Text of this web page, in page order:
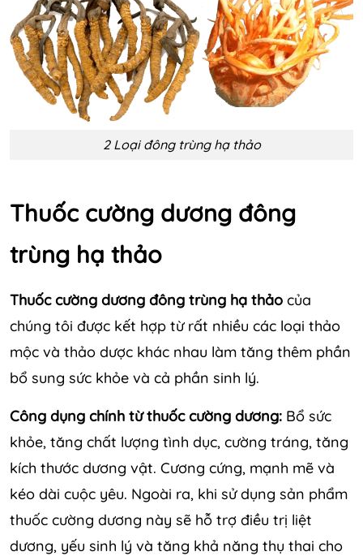
2 Loại đông trùng hạ thảo
Thuốc cường dương đông
trùng hạ thảo
Thuốc cường dương đông trùng hạ thảo của
chúng tôi được kết hợp từ rất nhiều các loại thảo
mộc và thảo dược khác nhau làm tăng thêm phần
bổ sung sức khỏe và cả phần sinh lý.
Công dụng chính từ thuốc cường dương: Bổ sức
khỏe, tăng chất lượng tình dục, cường tráng, tăng
kích thước dương vật. Cương cứng, mạnh mẽ và
kéo dài cuộc yêu. Ngoài ra, khi sử dụng sản phẩm
thuốc cường dương này sẽ hỗ trợ điều trị liệt
dương, yếu sinh lý và tăng khả năng thụ thai cho